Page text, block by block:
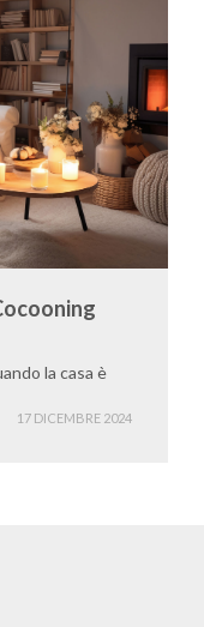
la casa è
17 DICEMBRE 2024